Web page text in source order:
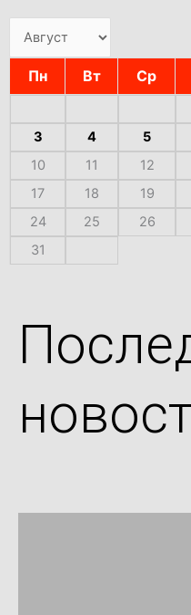
Пн Вт Ср
3
4 5
10
11 12
17
18 19
24
25 26
31